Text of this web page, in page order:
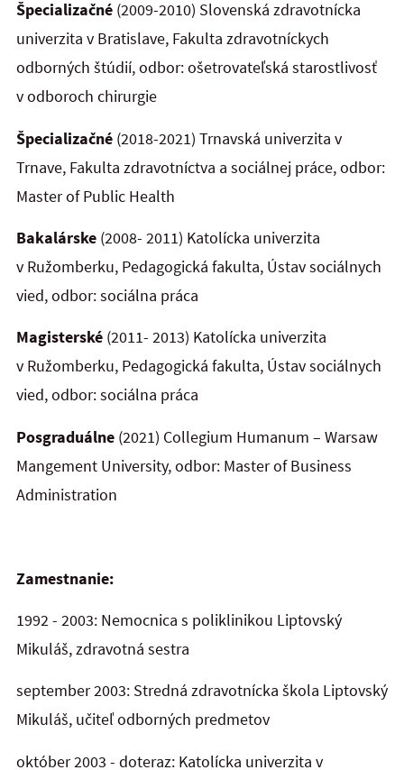
Špecializačné (2009-2010) Slovenská zdravotnícka
univerzita v Bratislave, Fakulta zdravotníckych
odborných štúdií, odbor: ošetrovateľská starostlivosť
v odboroch chirurgie
Špecializačné (2018-2021) Trnavská univerzita v
Trnave, Fakulta zdravotníctva a sociálnej práce, odbor:
Master of Public Health
Bakalárske (2008- 2011) Katolícka univerzita
v Ružomberku, Pedagogická fakulta, Ústav sociálnych
vied, odbor: sociálna práca
Magisterské (2011- 2013) Katolícka univerzita
v Ružomberku, Pedagogická fakulta, Ústav sociálnych
vied, odbor: sociálna práca
Posgraduálne (2021) Collegium Humanum – Warsaw
Mangement University, odbor: Master of Business
Administration
Zamestnanie:
1992 - 2003: Nemocnica s poliklinikou Liptovský
Mikuláš, zdravotná sestra
september 2003: Stredná zdravotnícka škola Liptovský
Mikuláš, učiteľ odborných predmetov
október 2003 - doteraz: Katolícka univerzita v